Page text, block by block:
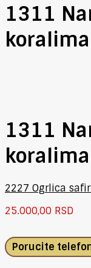
1311
koralima
1311
koralima
2227 Ogrlica
25.000,00 RSD
Porucite